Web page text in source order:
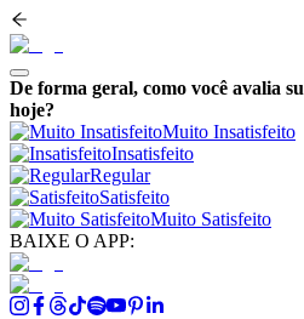
De forma geral, como você avalia
hoje?
Muito Insatisfeito
Insatisfeito
Regular
Satisfeito
Muito Satisfeito
BAIXE O APP: